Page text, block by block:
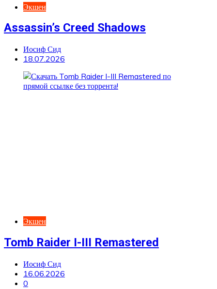
Экшен
Assassin’s Creed Shadows
Иосиф Сид
18.07.2026
Экшен
Tomb Raider I-III Remastered
Иосиф Сид
16.06.2026
0